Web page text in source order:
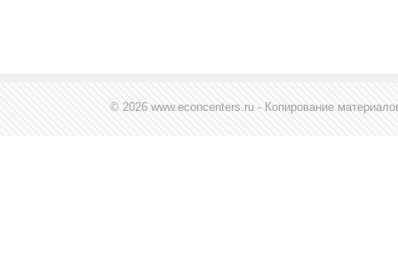
© 2026 www.econcenters.ru - Копирование